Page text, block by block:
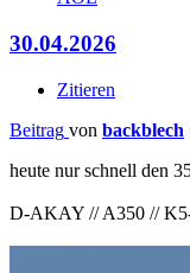
30.04.2026
Zitieren
Beitrag von backblech
heute nur schnell den
D-AKAY // A350 //